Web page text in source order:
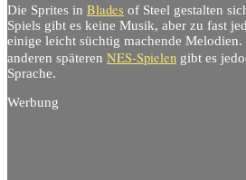
Die Sprites in Blades of Steel gestalten
Spiels gibt es keine Musik, aber zu fast
einige leicht süchtig machende Melodien.
anderen späteren NES-Spielen gibt es
Sprache.
Werbung